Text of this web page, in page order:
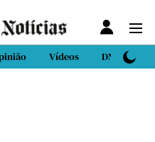
Vídeos DN Sport